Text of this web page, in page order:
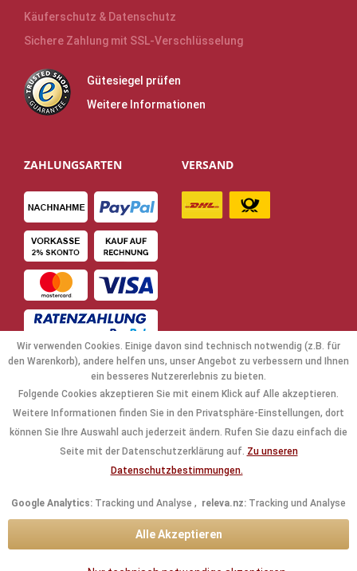
Käuferschutz & Datenschutz
Sichere Zahlung mit SSL-Verschlüsselung
Gütesiegel prüfen
Weitere Informationen
ZAHLUNGSARTEN VERSAND
NAVIGATION
INFORMATIONEN
Wir verwenden Cookies. Einige davon sind technisch notwendig (z.B. für
den Warenkorb), andere helfen uns, unser Angebot zu verbessern und Ihnen
ein besseres Nutzererlebnis zu bieten.
Folgende Cookies akzeptieren Sie mit einem Klick auf Alle akzeptieren.
Weitere Informationen finden Sie in den Privatsphäre-Einstellungen, dort
können Sie Ihre Auswahl auch jederzeit ändern. Rufen Sie dazu einfach die
Seite mit der Datenschutzerklärung auf. Zu unseren
Datenschutzbestimmungen.
Google Analytics: Tracking und Analyse , releva.nz: Tracking und Analyse
Alle Akzeptieren